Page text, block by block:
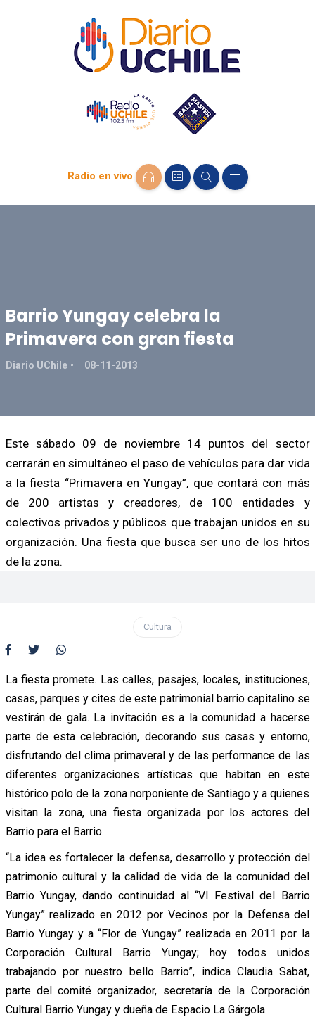
Radio en vivo
Barrio Yungay celebra la
Primavera con gran fiesta
Diario UChile 08-11-2013
Este sábado 09 de noviembre 14 puntos del sector
cerrarán en simultáneo el paso de vehículos para dar vida
a la fiesta “Primavera en Yungay”, que contará con más
de 200 artistas y creadores, de 100 entidades y
colectivos privados y públicos que trabajan unidos en su
organización. Una fiesta que busca ser uno de los hitos
de la zona.
Cultura
La fiesta promete. Las calles, pasajes, locales, instituciones,
casas, parques y cites de este patrimonial barrio capitalino se
vestirán de gala. La invitación es a la comunidad a hacerse
parte de esta celebración, decorando sus casas y entorno,
disfrutando del clima primaveral y de las performance de las
diferentes organizaciones artísticas que habitan en este
histórico polo de la zona norponiente de Santiago y a quienes
visitan la zona, una fiesta organizada por los actores del
Barrio para el Barrio.
“La idea es fortalecer la defensa, desarrollo y protección del
patrimonio cultural y la calidad de vida de la comunidad del
Barrio Yungay, dando continuidad al “VI Festival del Barrio
Yungay” realizado en 2012 por Vecinos por la Defensa del
Barrio Yungay y a “Flor de Yungay” realizada en 2011 por la
Corporación Cultural Barrio Yungay; hoy todos unidos
trabajando por nuestro bello Barrio”, indica Claudia Sabat,
parte del comité organizador, secretaría de la Corporación
Cultural Barrio Yungay y dueña de Espacio La Gárgola.